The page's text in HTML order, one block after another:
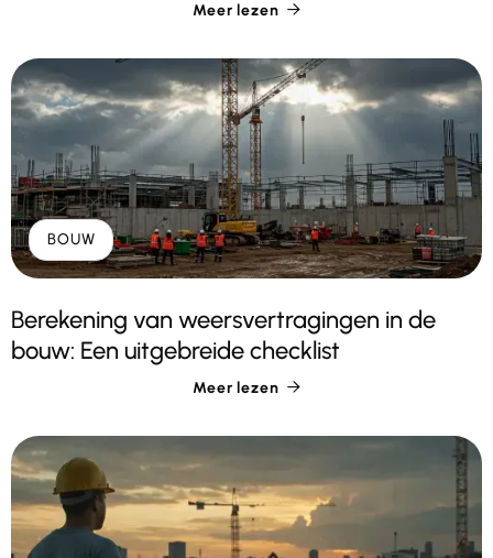
Meer lezen 
BOUW
Berekening van weersvertragingen in de
bouw: Een uitgebreide checklist
Meer lezen 